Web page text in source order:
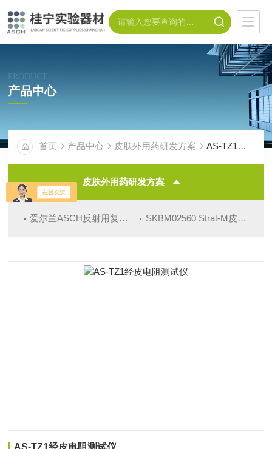
PRODUCT
产品中心
首页 产品中心 皮肤外用药研发方案 AS-TZ1经皮电阻测试仪
皮肤外用药研发方案
爱尔兰ASCH反射用复制品制作套件 SKBM02560 Strat-M皮肤模型
AS-TZ1经皮电阻测试仪